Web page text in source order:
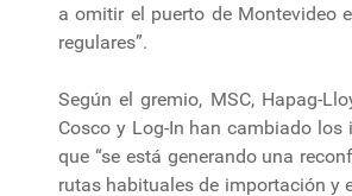
a omitir el puerto de Montevideo
regulares”.
Según el gremio, MSC, Hapag-
Cosco y Log-In han cambiado los
que “se está generando una
rutas habituales de importación y